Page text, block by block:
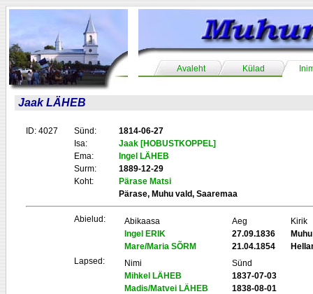
Avaleht Külad
Jaak LÄHEB
ID: 4027 Sünd:
1814-06-27
Isa:
Jaak [HOBUSTKOPPEL]
Ema:
Ingel LÄHEB
Surm:
1889-12-29
Koht:
Pärase Matsi
Pärase, Muhu vald, Saaremaa
Abielud: Abikaasa Aeg
Kirik
Ingel ERIK
27.09.1836
Muhu
Mare/Maria SÕRM
21.04.1854
Lapsed:
Nimi
Sünd
Mihkel LÄHEB
1837-07-03
Madis/Matvei LÄHEB
1838-08-01